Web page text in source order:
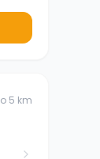
5 km